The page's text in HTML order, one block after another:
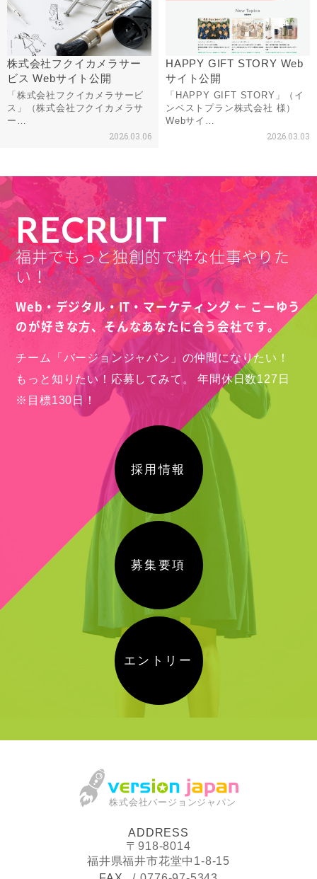
株式会社フクイカメラサー
ビス Webサイト公開
「株式会社フクイカメラサービ
ス」（株式会社フクイカメラサ
ー…
2026.03.06
HAPPY GIFT STORY Web
サイト公開
「HAPPY GIFT STORY」（イ
ンベストプラン株式会社 様）
Webサイ…
2026.03.03
RECRUIT
福井でもっと独創的で粋な仕事やりた
い！
Web・デジタル・IT・マーケティング ← こーゆう
のが好きな方、そんなあなたに合う会社です。
チーム「バージョンジャパン」の仲間になりたい！
もっと知りたい！応募してみて。
年間休日数127日
※目標130日！
採用情報
募集要項
エントリー
株式会社バージョンジャパン
ADDRESS
〒918-8014
福井県福井市花堂中1-8-15